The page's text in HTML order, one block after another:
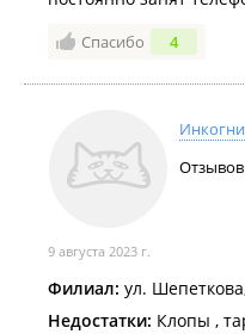
Спасибо 4
Отзывов
9 августа 2023 г.
Филиал: ул.
Недостатки: Клопы ,